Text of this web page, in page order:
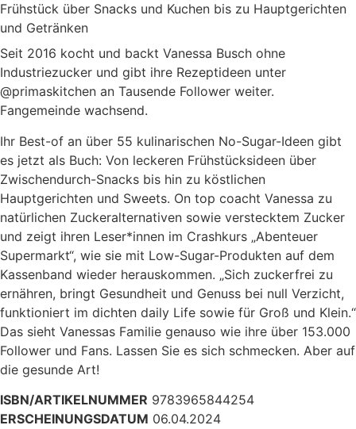
Frühstück über Snacks und Kuchen bis zu Hauptgerichten
und Getränken
Seit 2016 kocht und backt Vanessa Busch ohne
Industriezucker und gibt ihre Rezeptideen unter
@primaskitchen an Tausende Follower weiter.
Fangemeinde wachsend.
Ihr Best-of an über 55 kulinarischen No-Sugar-Ideen gibt
es jetzt als Buch: Von leckeren Frühstücksideen über
Zwischendurch-Snacks bis hin zu köstlichen
Hauptgerichten und Sweets. On top coacht Vanessa zu
natürlichen Zuckeralternativen sowie verstecktem Zucker
und zeigt ihren Leser*innen im Crashkurs „Abenteuer
Supermarkt“, wie sie mit Low-Sugar-Produkten auf dem
Kassenband wieder herauskommen. „Sich zuckerfrei zu
ernähren, bringt Gesundheit und Genuss bei null Verzicht,
funktioniert im dichten daily Life sowie für Groß und Klein.“
Das sieht Vanessas Familie genauso wie ihre über 153.000
Follower und Fans. Lassen Sie es sich schmecken. Aber auf
die gesunde Art!
ISBN/ARTIKELNUMMER 9783965844254
ERSCHEINUNGSDATUM 06.04.2024